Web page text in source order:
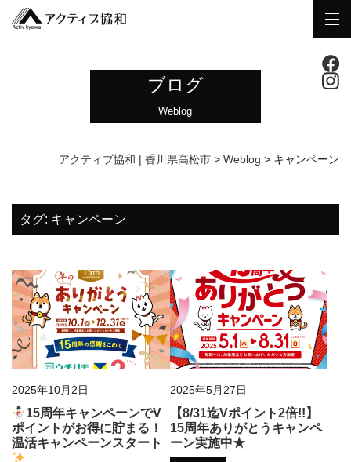
ブログ
Weblog
アクティブ協和 | 香川県高松市 > Weblog > キャンペーン
タグ: キャンペーン
2025年10月2日
15周年キャンペーンでV
ポイントがお得に貯まる！
温活キャンペーンスタート
2025年5月27日
【8/31迄Vポイント2倍!!】
15周年ありがとうキャンペ
ーン実施中★